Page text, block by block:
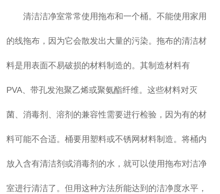
清洁洁净室常常使用拖布和一个桶。不能使用家用
的线拖布，因为它会散发出大量的污染。拖布的清洁材
料是用表面不易破损的材料制造的。其制造材料有
PVA、带孔发泡聚乙烯或聚氨酯纤维。这些材料对灭
菌、消毒剂、溶剂的兼容性需要进行检验，因为有的材
料可能不合适。桶要用塑料或不锈网材料制造。将桶内
放入含有清洁剂或消毒剂的水，就可以使用拖布对洁净
室进行清洁了。但用这种方法所能达到的洁净度水平，